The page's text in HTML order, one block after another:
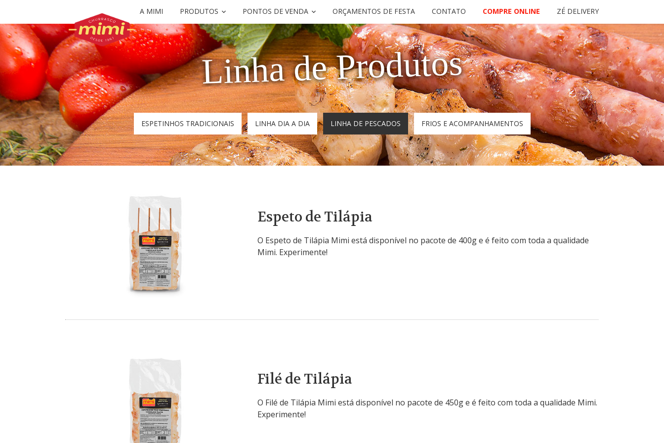
A MIMI PRODUTOS PONTOS DE VENDA ORÇAMENTOS DE FESTA CONTATO COMPRE ONLINE ZÉ DELIVERY
Linha de Produtos
ESPETINHOS TRADICIONAIS LINHA DIA A DIA LINHA DE PESCADOS FRIOS E ACOMPANHAMENTOS
Espeto de Tilápia
O Espeto de Tilápia Mimi está disponível no pacote de 400g e é feito com toda a qualidade
Mimi. Experimente!
Filé de Tilápia
O Filé de Tilápia Mimi está disponível no pacote de 450g e é feito com toda a qualidade Mimi.
Experimente!